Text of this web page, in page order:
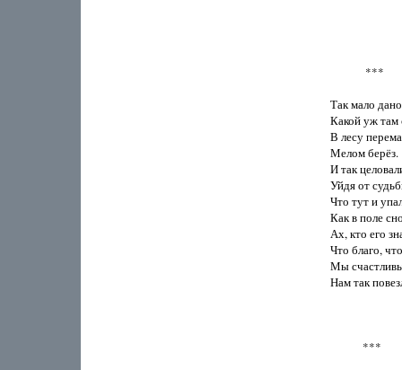
             ***
Так мало
Какой уж там
В лесу
Мелом берёз.
И так
Уйдя от
Что тут и
Как в поле
Ах, кто его
Что благо,
Мы
Нам так
            ***